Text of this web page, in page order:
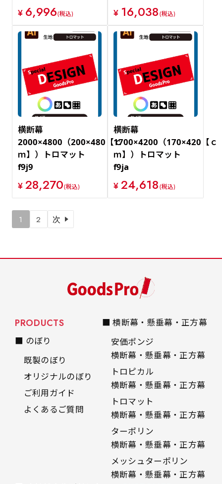
¥ 6,996(税込) ¥ 16,038(税込)
横断幕
2000×4800（200×480【ｃ
ｍ】）トロマット
f9j9
¥ 28,270(税込)
横断幕
1700×4200（170×420【ｃ
ｍ】）トロマット
f9ja
¥ 24,618(税込)
1 2 次
PRODUCTS
■ のぼり
既製のぼり
オリジナルのぼり
ご利用ガイド
よくあるご質問
■ 横断幕・懸垂幕・正方幕
安価ポンジ
横断幕・懸垂幕・正方幕
トロピカル
横断幕・懸垂幕・正方幕
トロマット
横断幕・懸垂幕・正方幕
ターポリン
横断幕・懸垂幕・正方幕
メッシュターポリン
横断幕・懸垂幕・正方幕